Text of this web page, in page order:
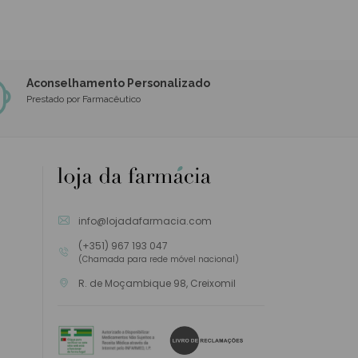
Aconselhamento Personalizado
Prestado por Farmacêutico
info@lojadafarmacia.com
(+351) 967 193 047
(Chamada para rede móvel nacional)
R. de Moçambique 98, Creixomil